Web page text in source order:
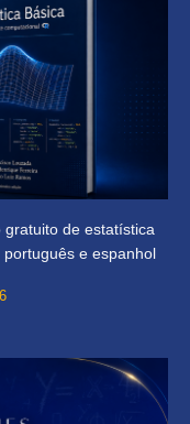
gratuito de estatística
e espanhol